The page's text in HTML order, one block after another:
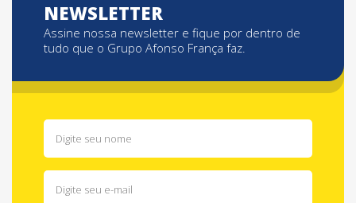
NEWSLETTER
Assine nossa newsletter e fique por dentro de
tudo que o Grupo Afonso França faz.